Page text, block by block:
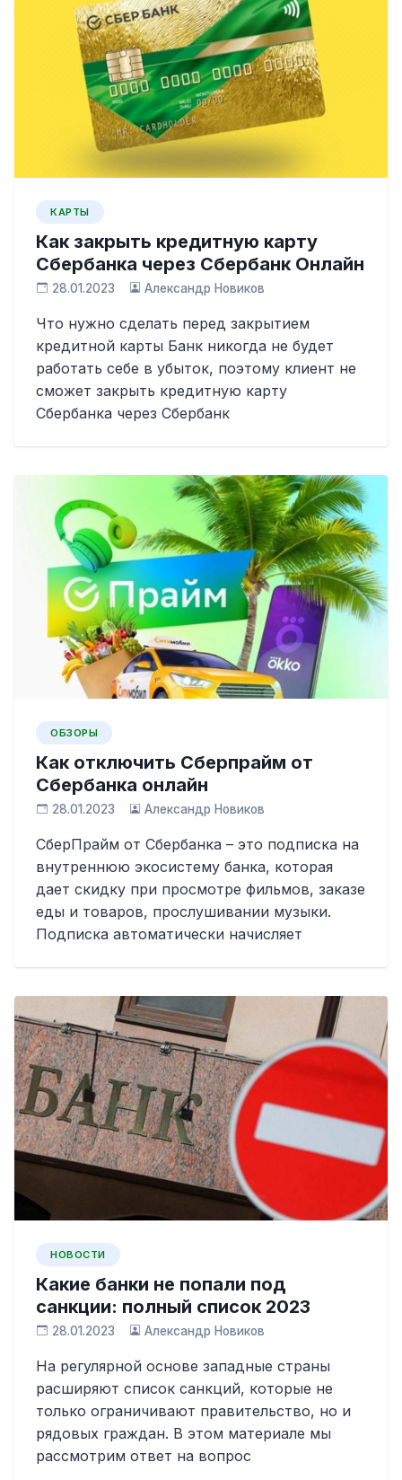
КАРТЫ
Как закрыть кредитную карту
Сбербанка через Сбербанк Онлайн
28.01.2023 Александр Новиков
Что нужно сделать перед закрытием
кредитной карты Банк никогда не будет
работать себе в убыток, поэтому клиент не
сможет закрыть кредитную карту
Сбербанка через Сбербанк
ОБЗОРЫ
Как отключить Сберпрайм от
Сбербанка онлайн
28.01.2023 Александр Новиков
СберПрайм от Сбербанка – это подписка на
внутреннюю экосистему банка, которая
дает скидку при просмотре фильмов, заказе
еды и товаров, прослушивании музыки.
Подписка автоматически начисляет
НОВОСТИ
Какие банки не попали под
санкции: полный список 2023
28.01.2023 Александр Новиков
На регулярной основе западные страны
расширяют список санкций, которые не
только ограничивают правительство, но и
рядовых граждан. В этом материале мы
рассмотрим ответ на вопрос